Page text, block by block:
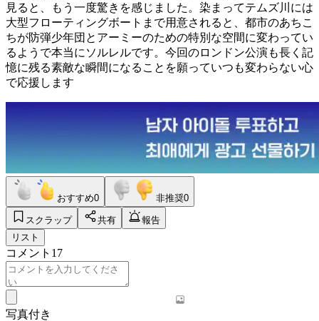
見ると、もう一度驚きを感じました。染まってテムズ川には
大型フローティングボートまで用意されると、都市のあちこ
ちが防弾少年団とアーミーのための特別な空間に変わってい
るようで本当にソルレルです。今回のロンドン公演も長く記
憶に残る素敵な瞬間になることを願っていつも変わらない心
で応援します
おすすめ0 非推奨0
スクラップ 共有
報告
リスト
コメント 17
写真付き